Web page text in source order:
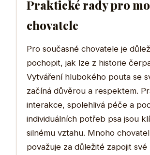
Praktické rady pro
chovatele
Pro současné chovatele je
pochopit, jak lze z historie
Vytváření hlubokého pouta se
začíná důvěrou a respektem.
interakce, spolehlivá péče a
individuálních potřeb psa jsou
silnému vztahu. Mnoho
považuje za důležité zapojit své